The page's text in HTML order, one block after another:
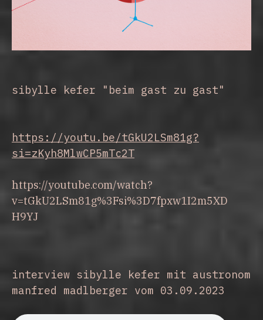
sibylle kefer "beim gast zu gast"
https://youtu.be/tGkU2LSm81g?
si=zKyh8MlwCP5mTc2T
https://youtube.com/watch?
v=tGkU2LSm81g%3Fsi%3D7fpxw1I2m5XD
H9YJ
interview sibylle kefer mit austronom
manfred madlberger vom 03.09.2023